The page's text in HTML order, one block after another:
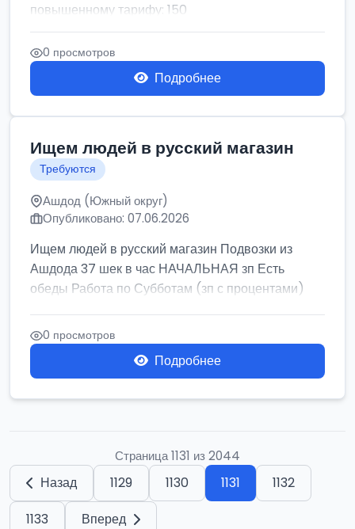
повышенному тарифу: 150
0 просмотров
Подробнее
Ищем людей в русский магазин
Требуются
Ашдод (Южный округ)
Опубликовано: 07.06.2026
Ищем людей в русский магазин Подвозки из
Ашдода 37 шек в час НАЧАЛЬНАЯ зп Есть
обеды Работа по Субботам (зп с процентами)
0 просмотров
Подробнее
Страница 1131 из 2044
Назад 1129 1130 1131
1132
1133
Вперед